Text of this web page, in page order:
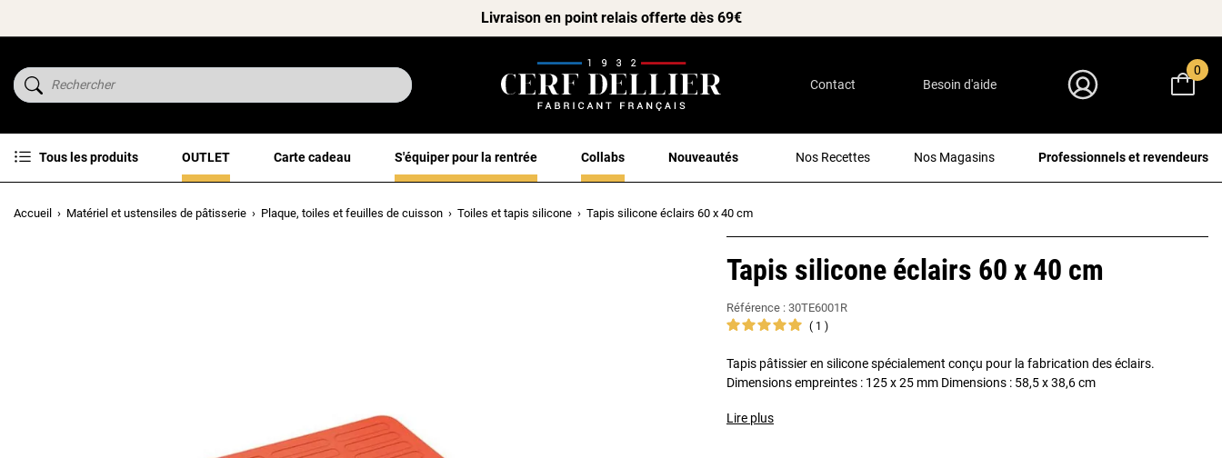
Livraison en point relais offerte dès 69€
Contact Besoin d'aide
0
Tous les produits OUTLET Carte cadeau S'équiper pour la rentrée Collabs Nouveautés Nos Recettes Nos Magasins Professionnels et revendeurs
Accueil Matériel et ustensiles de pâtisserie Plaque, toiles et feuilles de cuisson Toiles et tapis silicone Tapis silicone éclairs 60 x 40 cm
Tapis silicone éclairs 60 x 40 cm
Référence : 30TE6001R
1
Tapis pâtissier en silicone spécialement conçu pour la fabrication des éclairs.
Dimensions empreintes : 125 x 25 mm Dimensions : 58,5 x 38,6 cm
Lire plus